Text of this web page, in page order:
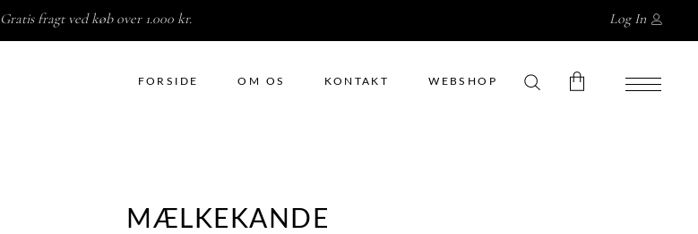
Gratis fragt ved køb over 1.000 kr. Log In
FORSIDE OM OS KONTAKT WEBSHOP
MÆLKEKANDE